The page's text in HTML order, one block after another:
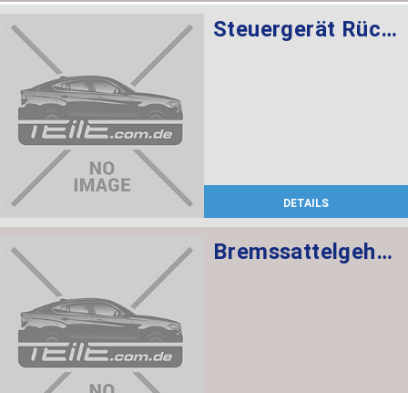
Steuergerät Rückfahrkamera
DETAILS
Bremssattelgehäuse links